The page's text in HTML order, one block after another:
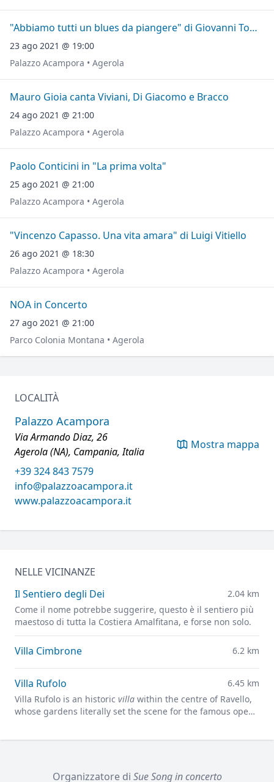
"Abbiamo tutti un blues da piangere" di Giovanni Tommaso
23 ago 2021 @ 19:00
Palazzo Acampora • Agerola
Mauro Gioia canta Viviani, Di Giacomo e Bracco
24 ago 2021 @ 21:00
Palazzo Acampora • Agerola
Paolo Conticini in "La prima volta"
25 ago 2021 @ 21:00
Palazzo Acampora • Agerola
"Vincenzo Capasso. Una vita amara" di Luigi Vitiello
26 ago 2021 @ 18:30
Palazzo Acampora • Agerola
NOA in Concerto
27 ago 2021 @ 21:00
Parco Colonia Montana • Agerola
LOCALITÀ
Palazzo Acampora
Via Armando Diaz, 26
Agerola (NA), Campania, Italia
Mostra mappa
+39 324 843 7579
info@palazzoacampora.it
www.palazzoacampora.it
NELLE VICINANZE
Il Sentiero degli Dei
2.04 km
Come il nome potrebbe suggerire, questo è il sentiero più
maestoso di tutta la Costiera Amalfitana, e forse non solo.
Villa Cimbrone 6.2 km
Villa Rufolo
6.45 km
Villa Rufolo is an historic villa within the centre of Ravello,
whose gardens literally set the scene for the famous open-
Organizzatore di Sue Song in concerto